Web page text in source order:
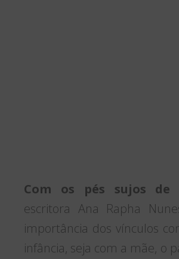
Com os pés sujos de
escritora Ana Rapha
importância dos vínculos
infância, seja com a mãe, o